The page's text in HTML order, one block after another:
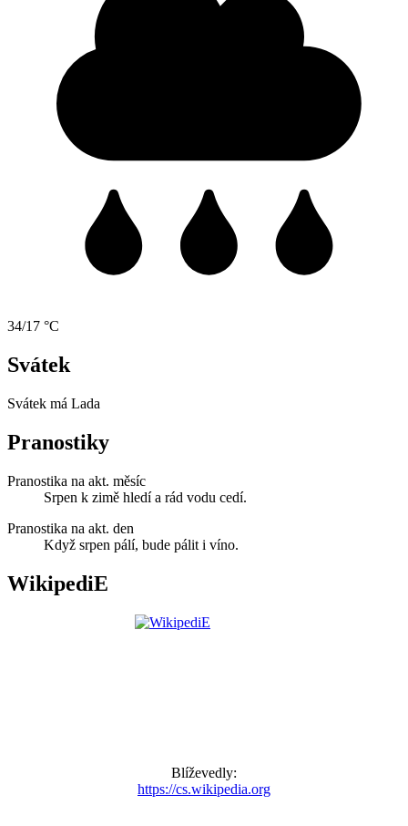
34/17 °C
Svátek
Svátek má Lada
Pranostiky
Pranostika na akt. měsíc
Srpen k zimě hledí a rád vodu cedí.
Pranostika na akt. den
Když srpen pálí, bude pálit i víno.
WikipediE
Blíževedly:
https://cs.wikipedia.org